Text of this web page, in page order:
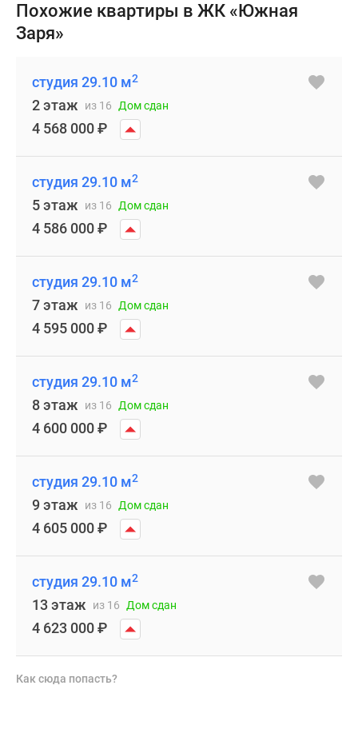
Похожие квартиры в ЖК «Южная
Заря»
студия 29.10 м2
2 этаж из 16 Дом сдан
4 568 000₽
студия 29.10 м2
5 этаж из 16 Дом сдан
4 586 000₽
студия 29.10 м2
7 этаж из 16 Дом сдан
4 595 000₽
студия 29.10 м2
8 этаж из 16 Дом сдан
4 600 000₽
студия 29.10 м2
9 этаж из 16 Дом сдан
4 605 000₽
студия 29.10 м2
13 этаж из 16 Дом сдан
4 623 000₽
Как сюда попасть?